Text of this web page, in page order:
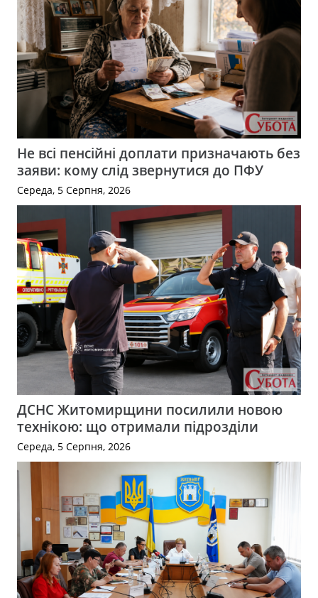
Не всі пенсійні доплати призначають без
заяви: кому слід звернутися до ПФУ
Середа, 5 Серпня, 2026
ДСНС Житомирщини посилили новою
технікою: що отримали підрозділи
Середа, 5 Серпня, 2026